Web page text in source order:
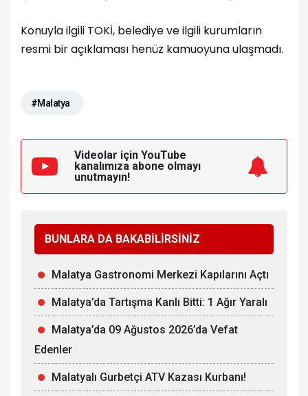
Konuyla ilgili TOKİ, belediye ve ilgili kurumların
resmi bir açıklaması henüz kamuoyuna ulaşmadı.
#Malatya
Videolar için YouTube
kanalımıza abone olmayı
unutmayın!
BUNLARA DA BAKABİLİRSİNİZ
Malatya Gastronomi Merkezi Kapılarını Açtı
Malatya’da Tartışma Kanlı Bitti: 1 Ağır Yaralı
Malatya’da 09 Ağustos 2026’da Vefat
Edenler
Malatyalı Gurbetçi ATV Kazası Kurbanı!